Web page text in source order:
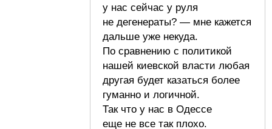
у нас сейчас у руля
не дегенераты? — мне кажется
дальше уже некуда.
По сравнению с политикой
нашей киевской власти любая
другая будет казаться более
гуманно и логичной.
Так что у нас в Одессе
еще не все так плохо.